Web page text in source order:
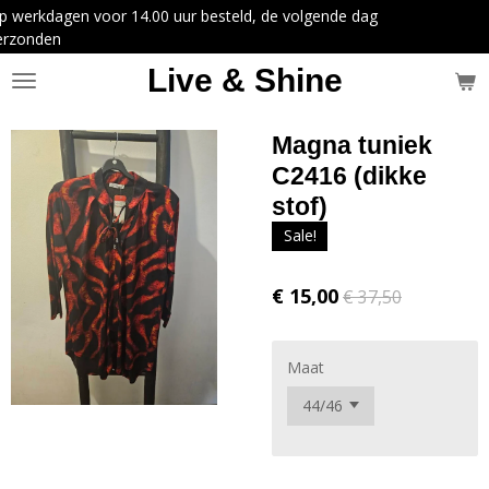
Ga
direct
de
Live & Shine
besteld, de volgende dag
Magna tuniek
C2416 (dikke
stof)
Sale!
€ 15,00€ 37,50
Maat